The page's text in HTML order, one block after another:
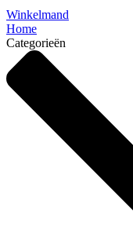
Winkelmand
Home
Categorieën